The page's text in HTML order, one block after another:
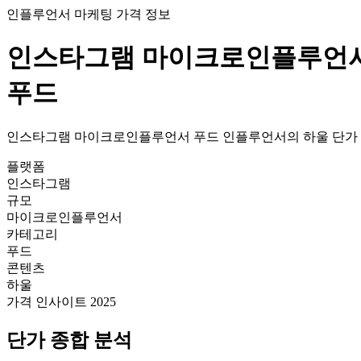
인플루언서 마케팅 가격 정보
인스타그램 마이크로인플루언
푸드
인스타그램 마이크로인플루언서 푸드 인플루언서의 하울 단가
플랫폼
인스타그램
규모
마이크로인플루언서
카테고리
푸드
콘텐츠
하울
가격 인사이트 2025
단가종합 분석